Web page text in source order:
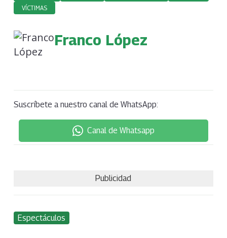
VÍCTIMAS
Franco López
Suscríbete a nuestro canal de WhatsApp:
Canal de Whatsapp
Publicidad
Espectáculos